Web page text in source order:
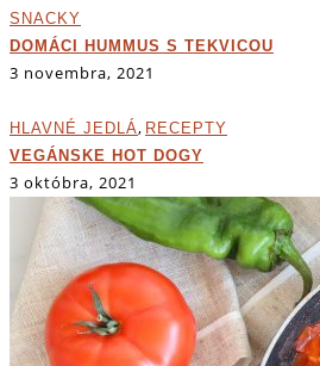
SNACKY
DOMÁCI HUMMUS S TEKVICOU
3 novembra, 2021
HLAVNÉ JEDLÁ, RECEPTY
VEGÁNSKE HOT DOGY
3 októbra, 2021